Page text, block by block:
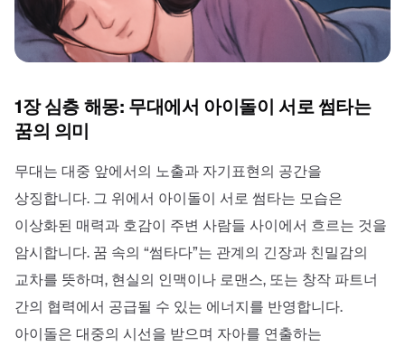
1장 심층 해몽: 무대에서 아이돌이 서로 썸타는
꿈의 의미
무대는 대중 앞에서의 노출과 자기표현의 공간을
상징합니다. 그 위에서 아이돌이 서로 썸타는 모습은
이상화된 매력과 호감이 주변 사람들 사이에서 흐르는 것을
암시합니다. 꿈 속의 “썸타다”는 관계의 긴장과 친밀감의
교차를 뜻하며, 현실의 인맥이나 로맨스, 또는 창작 파트너
간의 협력에서 공급될 수 있는 에너지를 반영합니다.
아이돌은 대중의 시선을 받으며 자아를 연출하는